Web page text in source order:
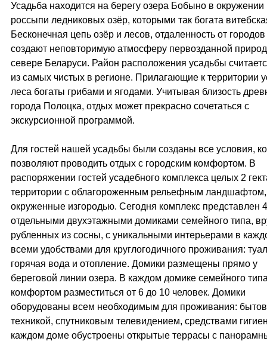
Усадьба находится на берегу озера Бобыно в окружении
россыпи ледниковых озёр, которыми так богата
Бесконечная цепь озёр и лесов, отдаленность от городов
создают неповторимую атмосферу первозданной
севере Беларуси. Район расположения усадьбы
из самых чистых в регионе. Прилагающие к территории
леса богаты грибами и ягодами. Учитывая близость
города Полоцка, отдых может прекрасно сочетаться с
экскурсионной программой.
Для гостей нашей усадьбы были созданы все условия,
позволяют проводить отдых с городским комфортом. В
распоряжении гостей усадебного комплекса целых 2
территории с облагороженным рельефным ландшафтом,
окруженные изгородью. Сегодня комплекс представлен
отдельными двухэтажными домиками семейного типа,
рубленных из сосны, с уникальными интерьерами в
всеми удобствами для круглогодичного проживания:
горячая вода и отопление. Домики размещены прямо у
береговой линии озера. В каждом домике семейного
комфортом разместиться от 6 до 10 человек. Домики
оборудованы всем необходимым для проживания:
техникой, спутниковым телевидением, средствами
каждом доме обустроены открытые террасы с